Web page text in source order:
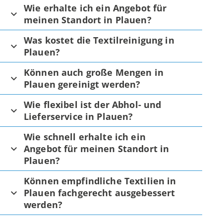
Wie erhalte ich ein Angebot für
meinen Standort in Plauen?
Was kostet die Textilreinigung in
Plauen?
Können auch große Mengen in
Plauen gereinigt werden?
Wie flexibel ist der Abhol- und
Lieferservice in Plauen?
Wie schnell erhalte ich ein
Angebot für meinen Standort in
Plauen?
Können empfindliche Textilien in
Plauen fachgerecht ausgebessert
werden?